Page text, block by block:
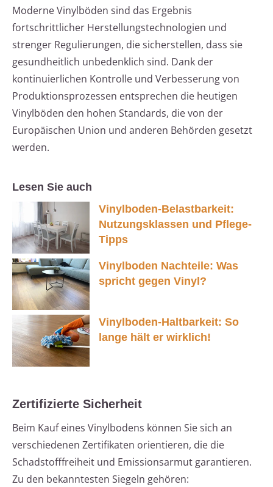
Moderne Vinylböden sind das Ergebnis
fortschrittlicher Herstellungstechnologien und
strenger Regulierungen, die sicherstellen, dass sie
gesundheitlich unbedenklich sind. Dank der
kontinuierlichen Kontrolle und Verbesserung von
Produktionsprozessen entsprechen die heutigen
Vinylböden den hohen Standards, die von der
Europäischen Union und anderen Behörden gesetzt
werden.
Lesen Sie auch
Vinylboden-Belastbarkeit:
Nutzungsklassen und Pflege-
Tipps
Vinylboden Nachteile: Was
spricht gegen Vinyl?
Vinylboden-Haltbarkeit: So
lange hält er wirklich!
Zertifizierte Sicherheit
Beim Kauf eines Vinylbodens können Sie sich an
verschiedenen Zertifikaten orientieren, die die
Schadstofffreiheit und Emissionsarmut garantieren.
Zu den bekanntesten Siegeln gehören: